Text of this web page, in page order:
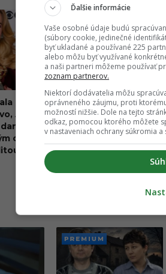
Adele
10
chýba
Každú nedeľu vysával
cestu. Ľudia
prezrádzajú, pri akých
bizarnostiach pristihli
svojich susedov
PREMI
UM
Ďalšie informácie
Vaše osobné údaje budú
(súbory cookie, jedinečné
byť ukladané a používané 225
alebo môžu byť využívané
a naši partneri môžeme používať
zoznam partnerov.
Niektorí dodávatelia môžu
oprávneného záujmu, proti
možností nižšie. Dole na tejto
odkaz, pomocou ktorého môžete
v nastaveniach ochrany súkromia